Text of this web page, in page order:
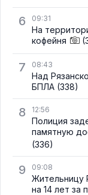
6 09:31
На
кофейня
7 08:43
Над
БПЛА (338)
8 12:56
Полиция
памятную
(336)
9 09:08
Жительницу
на 14 лет за